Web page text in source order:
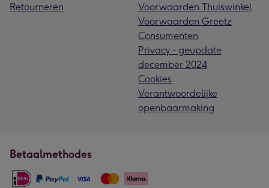
Retourneren
Voorwaarden Thuiswinkel
Voorwaarden Greetz
Consumenten
Privacy - geupdate
december 2024
Cookies
Verantwoordelijke
openbaarmaking
Betaalmethodes